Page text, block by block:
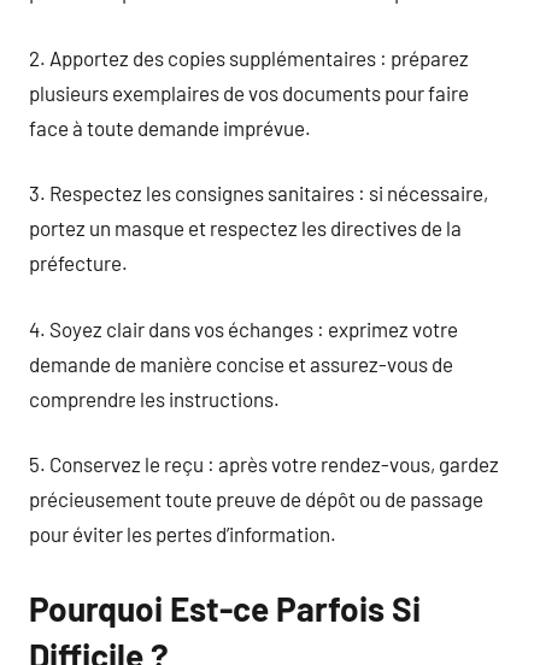
2. Apportez des copies supplémentaires : préparez
plusieurs exemplaires de vos documents pour faire
face à toute demande imprévue.
3. Respectez les consignes sanitaires : si nécessaire,
portez un masque et respectez les directives de la
préfecture.
4. Soyez clair dans vos échanges : exprimez votre
demande de manière concise et assurez-vous de
comprendre les instructions.
5. Conservez le reçu : après votre rendez-vous, gardez
précieusement toute preuve de dépôt ou de passage
pour éviter les pertes d’information.
Pourquoi Est-ce Parfois Si
Difficile ?